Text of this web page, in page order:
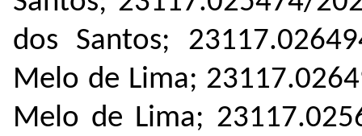
dos Santos;
Melo de Lima;
Melo de Lima;